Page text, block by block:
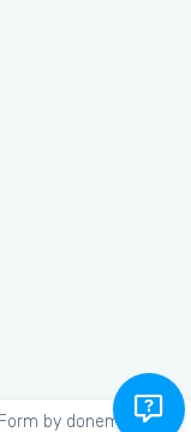
by donemika inc.